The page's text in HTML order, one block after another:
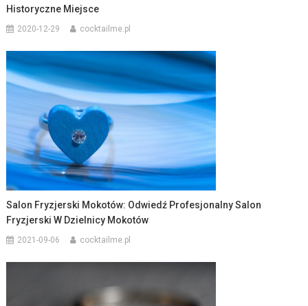
Historyczne Miejsce
2020-12-29 cocktailme.pl
Salon Fryzjerski Mokotów: Odwiedź Profesjonalny Salon
Fryzjerski W Dzielnicy Mokotów
2021-09-06 cocktailme.pl